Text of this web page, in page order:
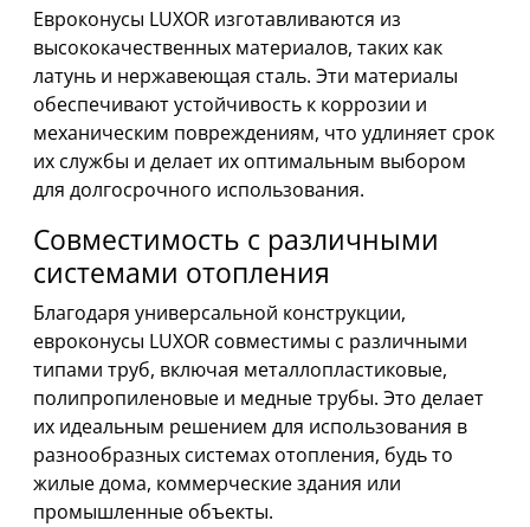
Евроконусы LUXOR изготавливаются из
высококачественных материалов, таких как
латунь и нержавеющая сталь. Эти материалы
обеспечивают устойчивость к коррозии и
механическим повреждениям, что удлиняет срок
их службы и делает их оптимальным выбором
для долгосрочного использования.
Совместимость с различными
системами отопления
Благодаря универсальной конструкции,
евроконусы LUXOR совместимы с различными
типами труб, включая металлопластиковые,
полипропиленовые и медные трубы. Это делает
их идеальным решением для использования в
разнообразных системах отопления, будь то
жилые дома, коммерческие здания или
промышленные объекты.